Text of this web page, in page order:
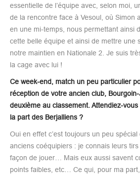
essentielle de l’équipe avec, selon moi,
de la rencontre face à Vesoul, où Simon
en une mi-temps, nous permettant ainsi
cette belle équipe et ainsi de mettre une
notre maintien en Nationale 2. Je suis
la cage avec lui !
Ce week-end, match un peu particulier
réception de votre ancien club,
deuxième au classement. Attendiez-
la part des Berjalliens ?
Oui en effet c’est toujours un peu
anciens coéquipiers : je connais leurs
façon de jouer… Mais eux aussi savent
points faibles, etc… Ce qui, pour ma